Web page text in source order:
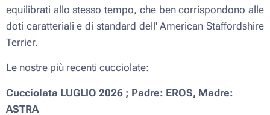
equilibrati allo stesso tempo, che ben corrispondono alle
doti caratteriali e di standard dell' American Staffordshire
Terrier.
Le nostre più recenti cucciolate:
Cucciolata LUGLIO 2026 ; Padre: EROS, Madre:
ASTRA